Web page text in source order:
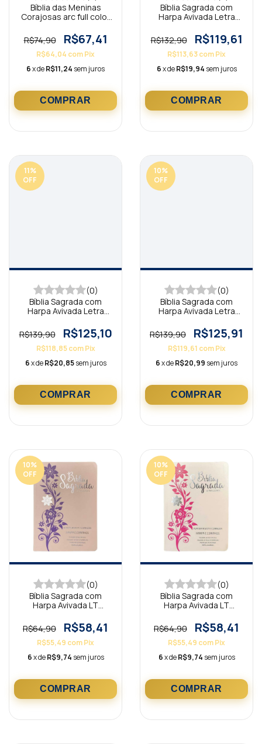
Bíblia das Meninas
Corajosas arc full color
R$74,90
R$67,41
R$64,04 comPix
6x deR$11,24 sem juros
Bíblia Sagrada com
Harpa Avivada Letra
Arabesco c/ Índice Azul
R$132,90 R$119,61
R$113,63comPix
6x deR$19,94 sem juros
11%
OFF
(0)
Bíblia Sagrada com
Harpa Avivada Letra
c/ Índice Azul
R$139,90 R$125,10
R$118,85com Pix
6x deR$20,85 sem juros
10%
OFF
(0)
Bíblia Sagrada com
Harpa Avivada Letra
Arabesco c/ Índice
Bordô
R$139,90 R$125,91
R$119,61 com Pix
6x deR$20,99 sem juros
10%
OFF
(0)
Bíblia Sagrada com
Harpa Avivada LT
R$64,90
R$58,41
R$55,49 comPix
6x deR$9,74 sem juros
10%
OFF
(0)
Bíblia Sagrada com
Harpa Avivada LT
R$64,90
R$58,41
R$55,49 comPix
6x deR$9,74 sem juros